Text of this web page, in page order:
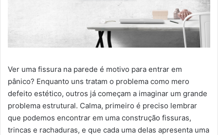
Ver uma fissura na parede é motivo para entrar em
pânico? Enquanto uns tratam o problema como mero
defeito estético, outros já começam a imaginar um grande
problema estrutural. Calma, primeiro é preciso lembrar
que podemos encontrar em uma construção fissuras,
trincas e rachaduras, e que cada uma delas apresenta uma